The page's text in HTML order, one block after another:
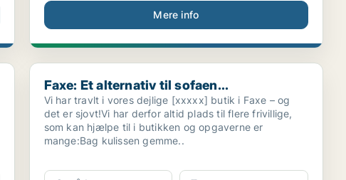
Mere info
Faxe: Et alternativ til sofaen...
Faxe: Et alternativ til sofaen...
Vi har travlt i vores dejlige [xxxxx] butik i Faxe – og
det er sjovt!Vi har derfor altid plads til flere frivillige,
som kan hjælpe til i butikken og opgaverne er
mange:Bag kulissen gemme..